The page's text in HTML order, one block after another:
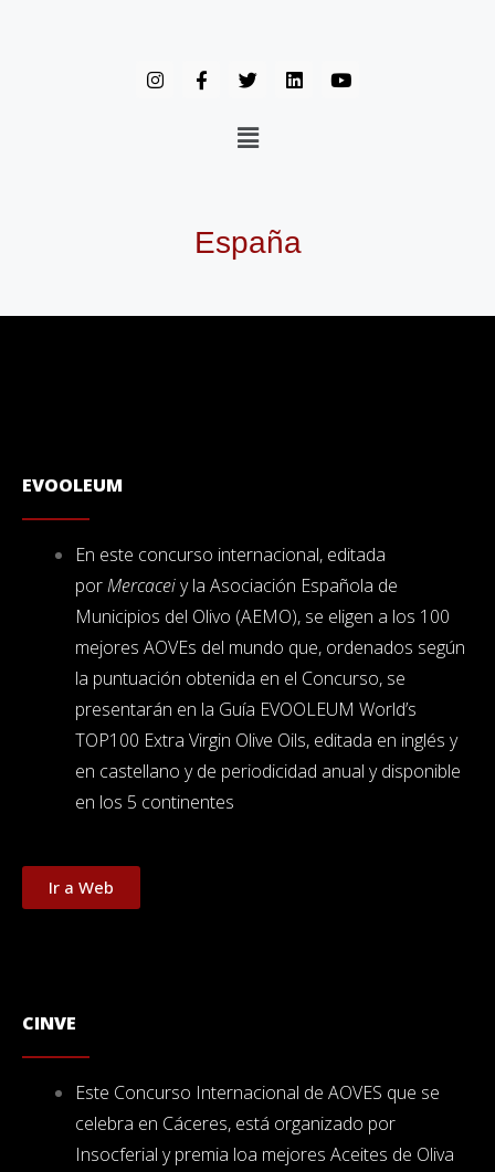
España
EVOOLEUM
En este concurso internacional, editada
porMercaceiy la Asociación Española de
Municipios del Olivo (AEMO), se eligen a los 100
mejores AOVEs del mundo que, ordenados según
la puntuación obtenida en el Concurso, se
presentarán en la Guía EVOOLEUM World’s
TOP100 Extra Virgin Olive Oils, editada en inglés y
en castellano y de periodicidad anual y disponible
en los 5 continentes
Ir a Web
CINVE
Este Concurso Internacional de AOVES que se
celebra en Cáceres, está organizado por
Insocferial y premia loa mejores Aceites de Oliva